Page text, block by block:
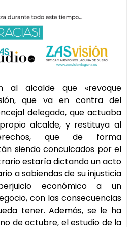
al alcalde que «revoque
que va en contra del
delegado, que actuaba
alcalde, y restituya al
que de forma
siendo conculcados por el
estaría dictando un acto
a sabiendas de su injusticia
económico a un
con las consecuencias
tener. Además, se le ha
de octubre, el estudio de la